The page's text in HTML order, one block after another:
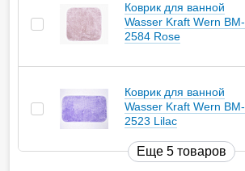
Коврик для ванной
Wasser Kraft Wern BM-
2584 Rose
Коврик для ванной
Wasser Kraft Wern BM-
2523 Lilac
Еще 5 товаров